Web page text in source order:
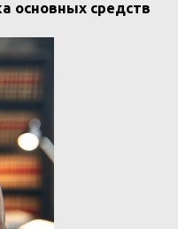
основных средств